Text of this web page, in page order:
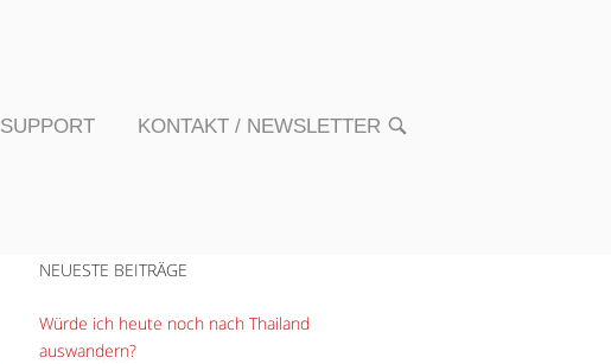
SUPPORT KONTAKT / NEWSLETTER OPEN
NEUESTE BEITRÄGE
Würde ich heute noch nach Thailand
auswandern?